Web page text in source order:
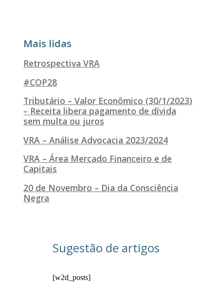
Mais lidas
Retrospectiva VRA
#COP28
Tributário – Valor Econômico (30/1/2023)
– Receita libera pagamento de dívida
sem multa ou juros
VRA – Análise Advocacia 2023/2024
VRA – Área Mercado Financeiro e de
Capitais
20 de Novembro – Dia da Consciência
Negra
Sugestão de artigos
[w2d_posts]